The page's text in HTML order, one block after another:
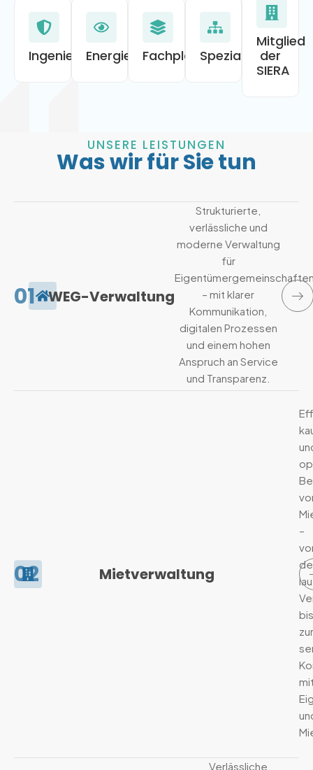
Ingenieurgesellschaften
EnergieberaterFachplanerSpezialisten
Mitglied
der
SIERA
UNSERE LEISTUNGEN
Was wir für Sie tun
01 WEG-Verwaltung
Strukturierte,
verlässliche und
moderne Verwaltung
für
– mit klarer
Kommunikation,
digitalen Prozessen
und einem hohen
Anspruch an Service
und Transparenz.
02 Mietverwaltung
–
bis
zur
Verlässliche